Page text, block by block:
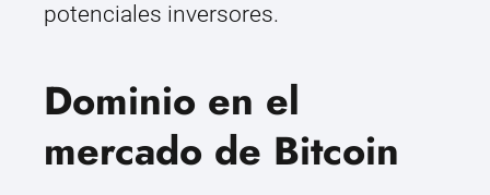
potenciales inversores.
Dominio en el
mercado de Bitcoin